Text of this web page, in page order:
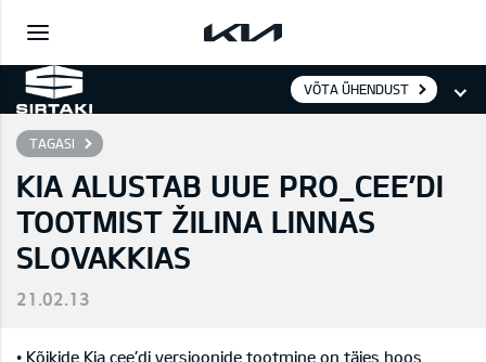
VÕTA ÜHENDUST
TAGASI
KIA ALUSTAB UUE PRO_CEE’DI
TOOTMIST ŽILINA LINNAS
SLOVAKKIAS
21.02.13
• Kõikide Kia cee’di versioonide tootmine on täies hoos